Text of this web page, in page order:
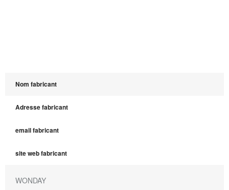
Nom fabricant
Adresse fabricant
email fabricant
site web fabricant
WONDAY